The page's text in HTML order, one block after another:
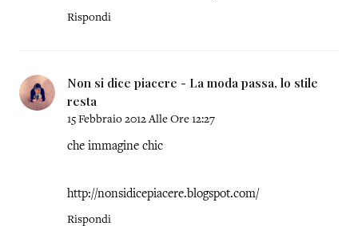
Rispondi
Non si dice piacere - La moda passa, lo stile
resta
15 Febbraio 2012 Alle Ore 12:27
che immagine chic
http://nonsidicepiacere.blogspot.com/
Rispondi